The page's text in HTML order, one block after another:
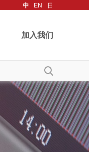
中 EN 日
加入我们